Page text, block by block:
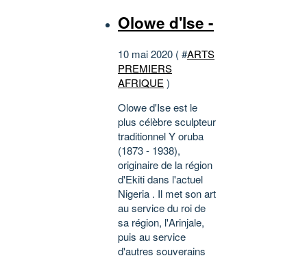
Olowe d'Ise -
10 mai 2020 ( #ARTS
PREMIERS
AFRIQUE )
Olowe d'Ise est le
plus célèbre sculpteur
traditionnel Y oruba
(1873 - 1938),
originaire de la région
d'Ekiti dans l'actuel
Nigeria . Il met son art
au service du roi de
sa région, l'Arinjale,
puis au service
d'autres souverains